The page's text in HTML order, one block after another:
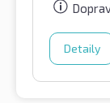
Detaily